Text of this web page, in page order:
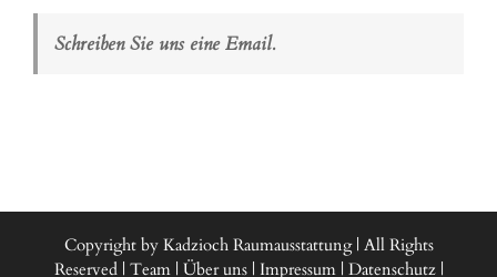
Schreiben Sie uns eine Email.
Copyright by Kadzioch Raumausstattung | All Rights
Reserved | Team| Über uns| Impressum| Datenschutz|